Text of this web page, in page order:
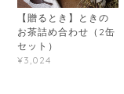
【贈るとき】ときの
お茶詰め合わせ（2缶
セット）
¥3,024